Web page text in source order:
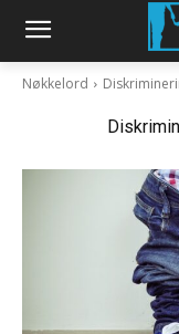
Nøkkelord